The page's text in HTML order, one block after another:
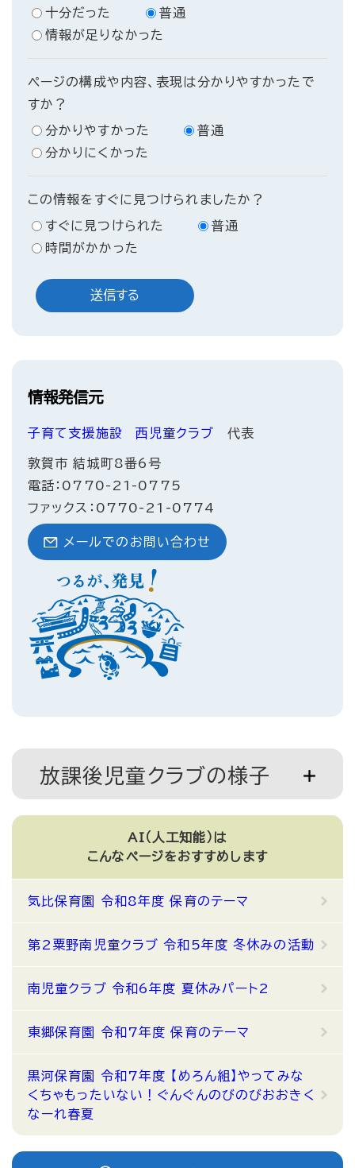
十分だった
普通
情報が足りなかった
ページの構成や内容、表現は分かりやすかったで
すか？
分かりやすかった
普通
分かりにくかった
この情報をすぐに見つけられましたか？
すぐに見つけられた
普通
時間がかかった
情報発信元
子育て支援施設 西児童クラブ 代表
敦賀市 結城町8番6号
電話：0770-21-0775
ファックス：0770-21-0774
メールでのお問い合わせ
放課後児童クラブの様子
AI（人工知能）は
こんなページをおすすめします
気比保育園 令和8年度 保育のテーマ
第2粟野南児童クラブ 令和5年度 冬休みの活動
南児童クラブ 令和6年度 夏休みパート2
東郷保育園 令和7年度 保育のテーマ
黒河保育園 令和7年度 【めろん組】やってみな
くちゃもったいない！ぐんぐんのびのびおおきく
なーれ春夏